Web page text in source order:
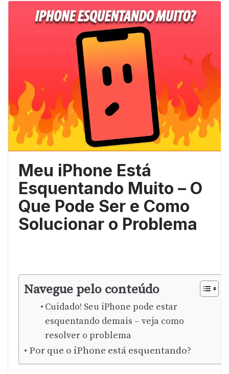
Meu iPhone Está
Esquentando Muito – O
Que Pode Ser e Como
Solucionar o Problema
Navegue pelo conteúdo
Cuidado! Seu iPhone pode estar
esquentando demais – veja como
resolver o problema
Por que o iPhone está esquentando?